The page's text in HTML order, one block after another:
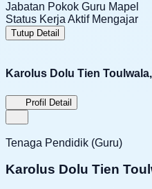
Jabatan Pokok Guru Mapel
Status Kerja Aktif Mengajar
Tutup Detail
Karolus Dolu Tien
Profil Detail
Tenaga Pendidik (Guru)
Karolus Dolu Tien